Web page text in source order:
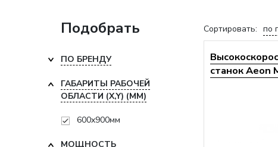
Сортировать: по
станок Aeon
Подобрать
ПО БРЕНДУ
ГАБАРИТЫ РАБОЧЕЙ
ОБЛАСТИ (X,Y) (ММ)
600x900мм
МОЩНОСТЬ